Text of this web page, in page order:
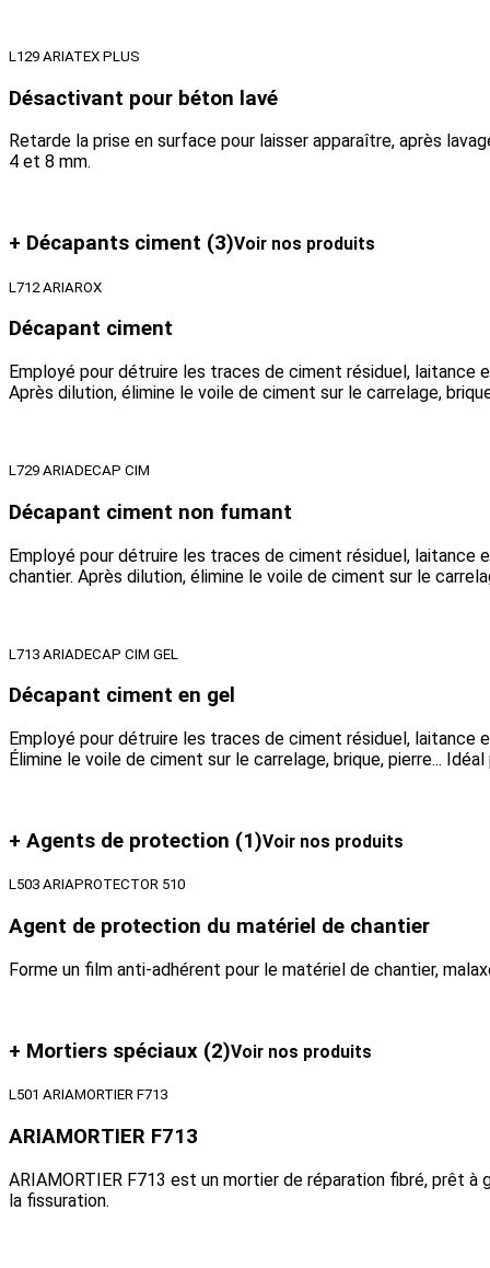
L129 ARIATEX PLUS
Désactivant pour béton lavé
Retarde la prise en surface pour laisser apparaître, après
4 et 8 mm.
+ Décapants ciment (3)Voir nos produits
L712 ARIAROX
Décapant ciment
Employé pour détruire les traces de ciment résiduel,
Après dilution, élimine le voile de ciment sur le carrelage,
L729 ARIADECAP CIM
Décapant ciment non fumant
Employé pour détruire les traces de ciment résiduel,
chantier. Après dilution, élimine le voile de ciment sur le
L713 ARIADECAP CIM GEL
Décapant ciment en gel
Employé pour détruire les traces de ciment résiduel,
Élimine le voile de ciment sur le carrelage, brique, pierre...
+ Agents de protection (1)Voir nos produits
L503 ARIAPROTECTOR 510
Agent de protection du matériel de chantier
Forme un film anti-adhérent pour le matériel de chantier,
+ Mortiers spéciaux (2)Voir nos produits
L501 ARIAMORTIER F713
ARIAMORTIER F713
ARIAMORTIER F713 est un mortier de réparation fibré, prêt
la fissuration.